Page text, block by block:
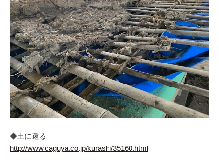
◆土に還る
http://www.caguya.co.jp/kurashi/35160.html